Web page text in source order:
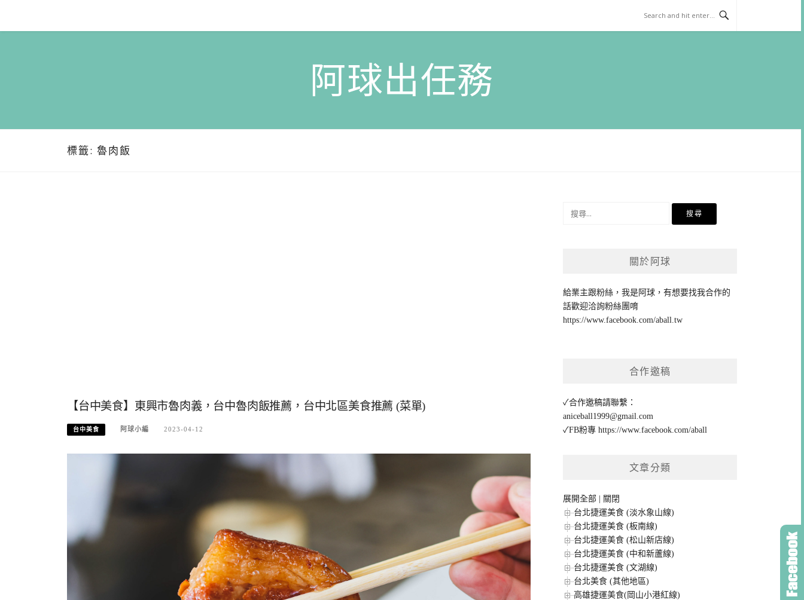
content
阿球出任務
標籤: 魯肉飯
【台中美食】東興市魯肉義，台中魯肉飯推薦，台中北區美食推薦 (菜單)
台中美食 阿球小編 2023-04-12
關於阿球
給業主跟粉絲，我是阿球，有想要找我合作的
話歡迎洽詢粉絲團唷
https://www.facebook.com/aball.tw
合作邀稿
✓合作邀稿請聯繫：
aniceball1999@gmail.com
✓FB粉專https://www.facebook.com/aball
文章分類
展開全部
關閉
台北捷運美食 (淡水象山線)
台北捷運美食 (板南線)
台北捷運美食 (松山新店線)
台北捷運美食 (中和新蘆線)
台北捷運美食 (文湖線)
台北美食 (其他地區)
高雄捷運美食(岡山小港紅線)